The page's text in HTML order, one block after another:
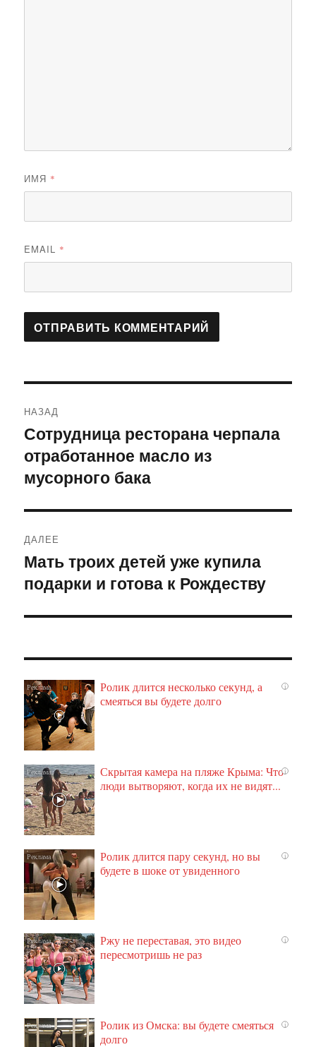
ИМЯ *
EMAIL *
по
записям
НАЗАД
Предыдущая
запись:
Сотрудница ресторана черпала
отработанное масло из
мусорного бака
ДАЛЕЕ
Следующая
запись:
Мать троих детей уже купила
подарки и готова к Рождеству
i
Ролик длится несколько секунд, а
смеяться вы будете долго
i
Скрытая камера на пляже Крыма: Что
люди вытворяют, когда их не видят...
i
Ролик длится пару секунд, но вы
будете в шоке от увиденного
i
Ржу не переставая, это видео
пересмотришь не раз
i
Ролик из Омска: вы будете смеяться
долго